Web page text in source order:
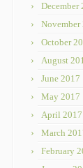
December
November
October
August
June 2017
May 2017
April 2017
March
February